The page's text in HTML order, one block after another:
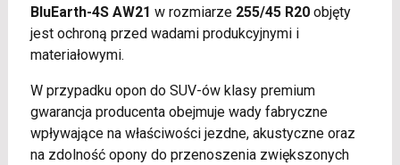
BluEarth-4S AW21 w rozmiarze 255/45 R20objęty
jest ochroną przed wadami produkcyjnymi i
materiałowymi.
W przypadku opon do SUV-ów klasy premium
gwarancja producenta obejmuje wady fabryczne
wpływające na właściwości jezdne, akustyczne oraz
na zdolność opony do przenoszenia zwiększonych